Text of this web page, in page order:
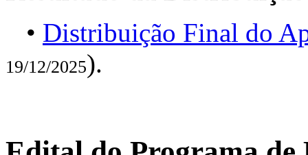
• Distribuição Final do
19/12/2025).